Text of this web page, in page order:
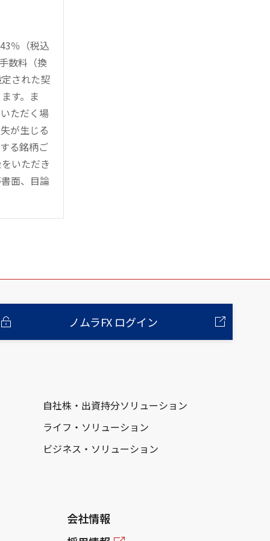
％（税込
数料（換
された契
す。ま
ただく場
が生じる
る銘柄ご
いただき
面、目論
ノムラFX ログイン
自社株・出資持分ソリューション
ライフ・ソリューション
ビジネス・ソリューション
会社情報